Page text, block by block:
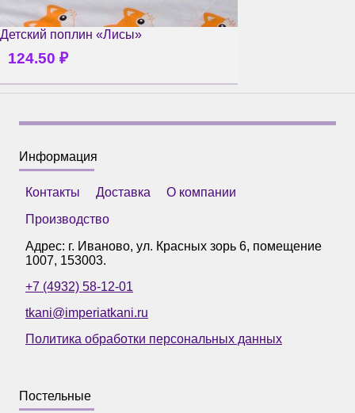
Детский поплин «Лисы»
124.50 ₽
Информация
Контакты Доставка
О компании
Производство
Адрес: г. Иваново, ул. Красных зорь 6, помещение
1007, 153003.
+7 (4932) 58-12-01
tkani@imperiatkani.ru
Политика обработки персональных данных
Постельные